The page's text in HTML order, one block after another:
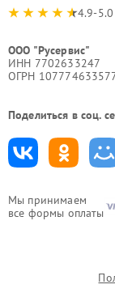
Мы принимаем
все формы оплаты
4.9-5.0
ООО "Русервис"
ИНН 7702633247
ОГРН
Поделиться в соц.